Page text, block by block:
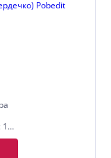
Артикул: 1070202